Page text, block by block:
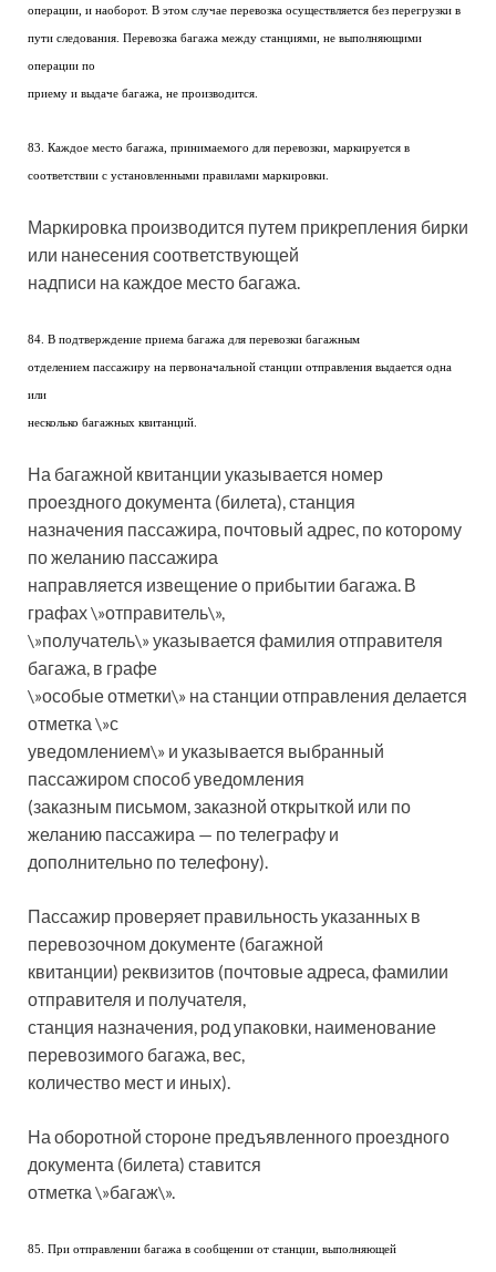
операции, и наоборот. В этом случае перевозка осуществляется без перегрузки в
пути следования. Перевозка багажа между станциями, не выполняющими
операции по
приему и выдаче багажа, не производится.
83. Каждое место багажа, принимаемого для перевозки, маркируется в
соответствии с установленными правилами маркировки.
Маркировка производится путем прикрепления бирки
или нанесения соответствующей
надписи на каждое место багажа.
84. В подтверждение приема багажа для перевозки багажным
отделением пассажиру на первоначальной станции отправления выдается одна
или
несколько багажных квитанций.
На багажной квитанции указывается номер
проездного документа (билета), станция
назначения пассажира, почтовый адрес, по которому
по желанию пассажира
направляется извещение о прибытии багажа. В
графах \»отправитель\»,
\»получатель\» указывается фамилия отправителя
багажа, в графе
\»особые отметки\» на станции отправления делается
отметка \»с
уведомлением\» и указывается выбранный
пассажиром способ уведомления
(заказным письмом, заказной открыткой или по
желанию пассажира — по телеграфу и
дополнительно по телефону).
Пассажир проверяет правильность указанных в
перевозочном документе (багажной
квитанции) реквизитов (почтовые адреса, фамилии
отправителя и получателя,
станция назначения, род упаковки, наименование
перевозимого багажа, вес,
количество мест и иных).
На оборотной стороне предъявленного проездного
документа (билета) ставится
отметка \»багаж\».
85. При отправлении багажа в сообщении от станции, выполняющей